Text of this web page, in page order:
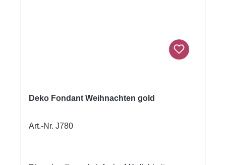
Deko Fondant Weihnachten gold
Art.-Nr. J780